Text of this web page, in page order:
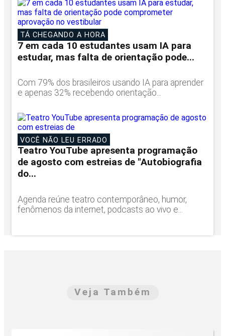
TÁ CHEGANDO A HORA
7 em cada 10 estudantes usam IA para
estudar, mas falta de orientação pode...
Com 79% dos brasileiros usando IA para aprender
e apenas 32% recebendo orientação...
VOCÊ NÃO LEU ERRADO
Teatro YouTube apresenta programação
de agosto com estreias de "Autobiografia
do...
Agenda reúne teatro contemporâneo, humor,
fenômenos da internet, podcasts ao vivo e...
Veja Também